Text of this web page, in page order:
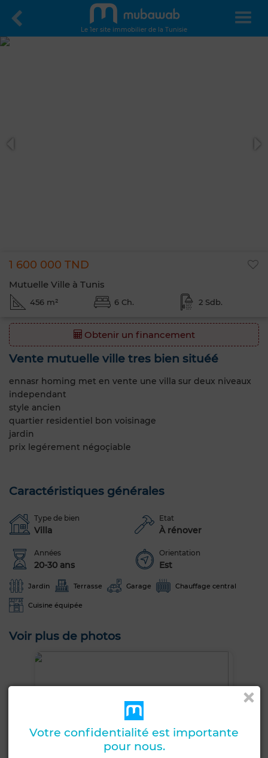
Le 1er site immobilier de la Tunisie
1 600 000 TND
Mutuelle Ville à Tunis
456 m² 6 Ch. 2 Sdb.
Obtenir un financement
Vente mutuelle ville tres bien situéé
ennasr homing met en vente une villa sur deux niveaux
independant
style ancien
quartier residentiel bon voisinage
jardin
prix legérement négoçiable
Caractéristiques générales
Type de bien
Villa
Etat
À rénover
Années
20-30 ans
Orientation
Est
Jardin Terrasse Garage Chauffage central
Cuisine équipée
Voir plus de photos
Votre confidentialité est importante
pour nous.